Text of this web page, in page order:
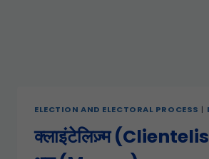
ELECTION AND ELECTORAL PROCESS |
क्लाइंटेलिज़्म